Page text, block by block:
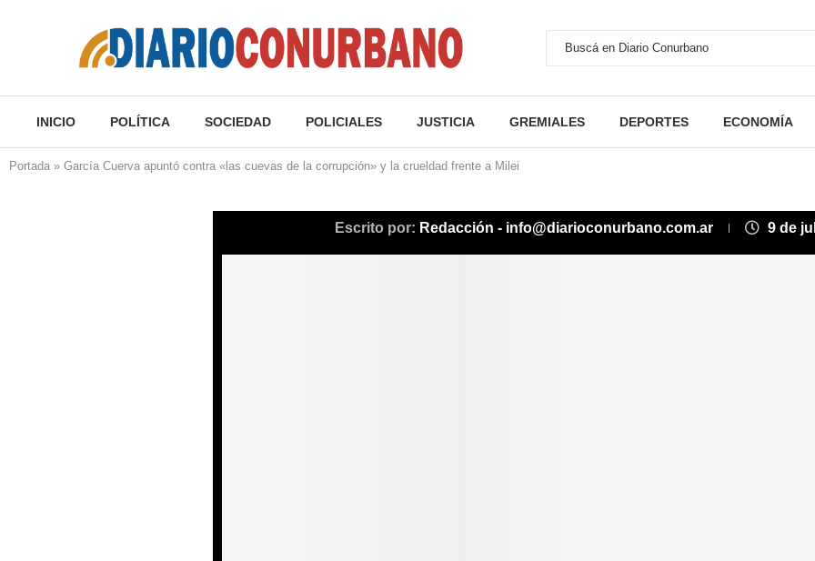
INICIO POLÍTICA SOCIEDAD POLICIALES JUSTICIA GREMIALES DEPORTES ECONOMÍA
Portada » García Cuerva apuntó contra «las cuevas de la corrupción» y la crueldad frente a Milei
Escrito por: Redacción - info@diarioconurbano.com.ar 9 de